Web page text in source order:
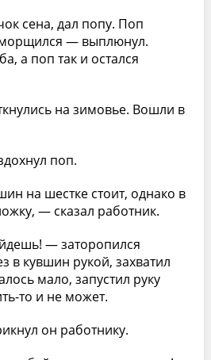
сена, дал попу. Поп
— выплюнул.
а поп так и остался
на зимовье. Вошли в
поп.
на шестке стоит, однако в
— сказал работник.
— заторопился
в кувшин рукой, захватил
мало, запустил руку
то и не может.
он работнику.